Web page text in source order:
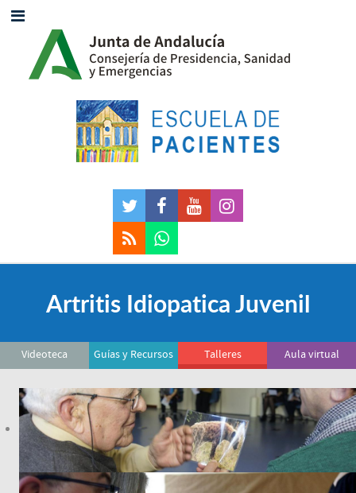
Artritis Idiopatica Juvenil
Videoteca Guías y Recursos Talleres Aula virtual